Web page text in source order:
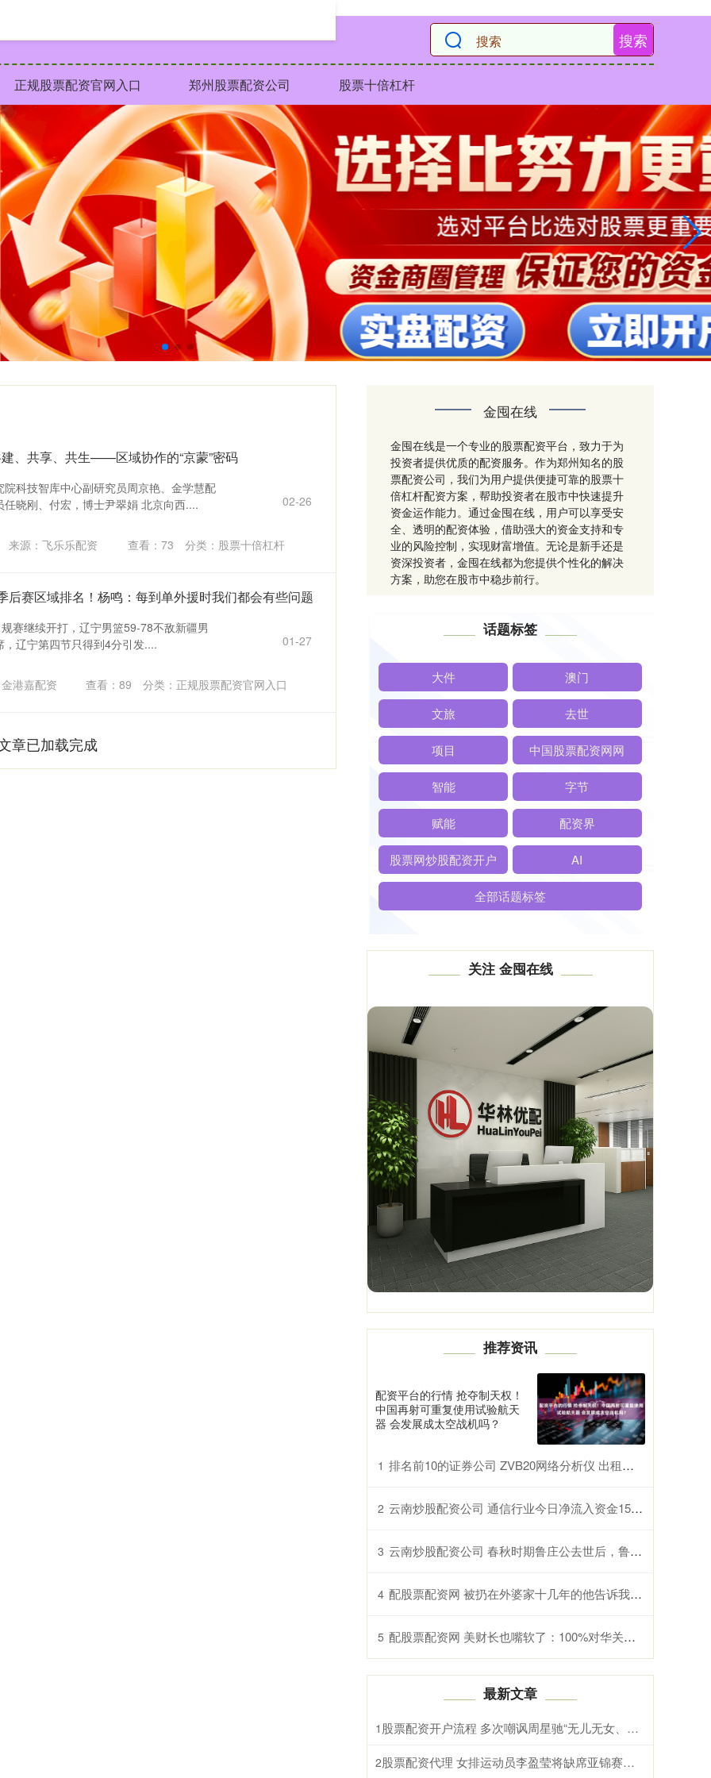
搜索
正规股票配资官网入口 郑州股票配资公司 股票十倍杠杆
、共享、共生——区域协作的“京蒙”密码
科技智库中心副研究员周京艳、金学慧配
晓刚、付宏，博士尹翠娟 北京向西....
02-26
来源：飞乐乐配资 查看：73 分类： 股票十倍杠杆
后赛区域排名！杨鸣：每到单外援时我们都会有些问题
赛继续开打，辽宁男篮59-78不敌新疆男
辽宁第四节只得到4分引发....
01-27
港嘉配资 查看： 89 分类： 正规股票配资官网入口
章已加载完成
金囤在线
金囤在线是一个专业的股票配资平台，致力于为
投资者提供优质的配资服务。作为郑州知名的股
票配资公司，我们为用户提供便捷可靠的股票十
倍杠杆配资方案，帮助投资者在股市中快速提升
资金运作能力。通过金囤在线，用户可以享受安
全、透明的配资体验，借助强大的资金支持和专
业的风险控制，实现财富增值。无论是新手还是
资深投资者，金囤在线都为您提供个性化的解决
方案，助您在股市中稳步前行。
话题标签
大件 澳门
文旅 去世
项目 中国股票配资网网
智能 字节
赋能 配资界
股票网炒股配资开户 AI
全部话题标签
关注 金囤在线
推荐资讯
配资平台的行情 抢夺制天权！
中国再射可重复使用试验航天
器 会发展成太空战机吗？
1 排名前10的证券公司 ZVB20网络分析仪 出租出售ZNB20
2 云南炒股配资公司 通信行业今日净流入资金15.33亿元，永鼎股份等8股净流入资金超亿元
3 云南炒股配资公司 春秋时期鲁庄公去世后，鲁国上演了一场君位的斗争，最后落入谁手
4 配股票配资网 被扔在外婆家十几年的他告诉我：父母这样去忙，孩子不会废
5 配股票配资网 美财长也嘴软了：100%对华关税不一定要发生
最新文章
1 股票配资开户流程 多次嘲讽周星驰“无儿无女、没有朋友、不敢见人”，李修贤道歉：不该在公众场合讲那些；从没压榨周星驰，也没把他卖掉；请不要网暴我家人
2 股票配资代理 女排运动员李盈莹将缺席亚锦赛与亚运会